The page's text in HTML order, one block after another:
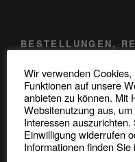
BESTELLUNGEN,
Telefon: 0345 / 48 20 707
Robert-Koch-Straße 37
06110 Halle (Saale)
Wir verwenden
Funktionen auf unsere
anbieten zu können. Mit
Websitenutzung aus,
Interessen
Einwilligung widerrufen
Informationen finden